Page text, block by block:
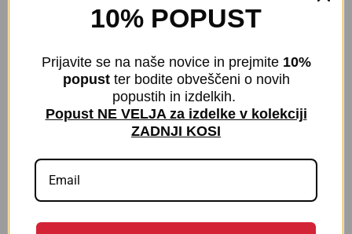
Hlačne nogavice Nina 40 den
z DDV
Hlačne nogavice Satin 40
€3,90 z DDV
10% POPUST
Prijavite se na naše novice in prejmite 10%
popust ter bodite obveščeni o novih
popustih in izdelkih.
Popust NE VELJA za izdelke v kolekciji
ZADNJI KOSI